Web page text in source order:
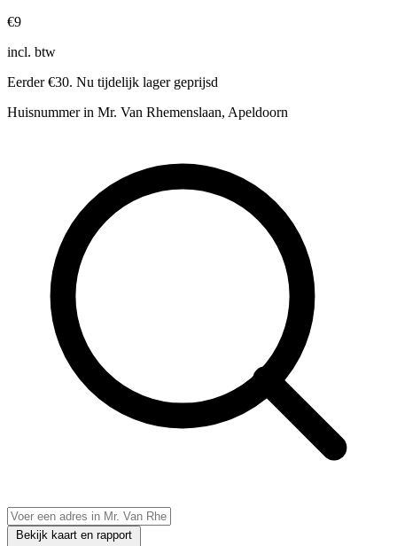
€9
incl. btw
Eerder €30. Nu tijdelijk lager geprijsd
Huisnummer in Mr. Van Rhemenslaan, Apeldoorn
Bekijk kaart en rapport